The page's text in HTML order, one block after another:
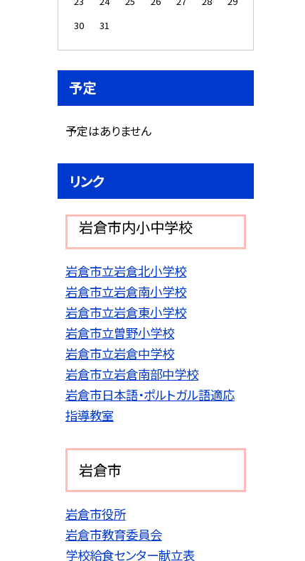
30
31
予定
予定はありません
リンク
岩倉市内小中学校
岩倉市立岩倉北小学校
岩倉市立岩倉南小学校
岩倉市立岩倉東小学校
岩倉市立曽野小学校
岩倉市立岩倉中学校
岩倉市立岩倉南部中学校
岩倉市日本語・ポルトガル語適応
指導教室
岩倉市
岩倉市役所
岩倉市教育委員会
学校給食センター献立表